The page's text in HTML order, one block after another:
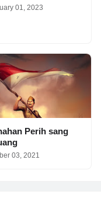
01, 2023
Perih sang
03, 2021